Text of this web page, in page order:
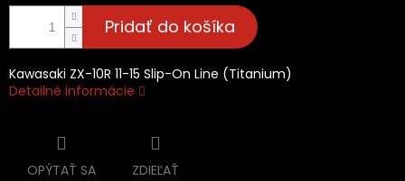
Pridať do košíka
Kawasaki ZX-10R 11-15 Slip-On Line (Titanium)
Detailné informácie
OPÝTAŤ SA ZDIEĽAŤ